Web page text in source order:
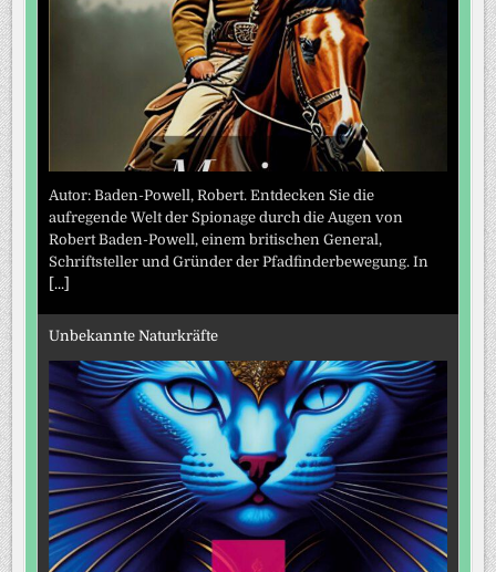
Autor: Baden-Powell, Robert. Entdecken Sie die
aufregende Welt der Spionage durch die Augen von
Robert Baden-Powell, einem britischen General,
Schriftsteller und Gründer der Pfadfinderbewegung. In
[...]
Unbekannte Naturkräfte